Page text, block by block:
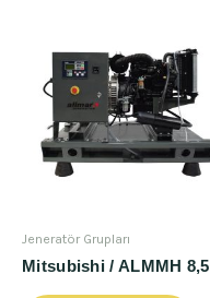
Jeneratör Grupları
Mitsubishi / ALMMH 8,5